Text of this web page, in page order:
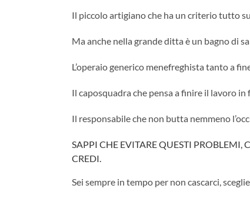
Il piccolo artigiano che ha un criterio tutto
Ma anche nella grande ditta è un bagno di
L’operaio generico menefreghista tanto a
Il caposquadra che pensa a finire il lavoro
Il responsabile che non butta nemmeno
SAPPI CHE EVITARE QUESTI PROBLEMI,
CREDI.
Sei sempre in tempo per non cascarci,